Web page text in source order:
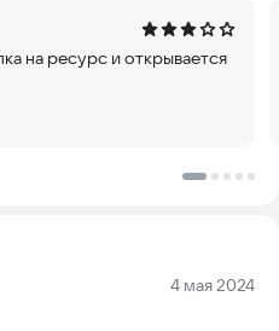
иронично о главных событиях
на ресурс и открывается
Дата:
4 мая 2024